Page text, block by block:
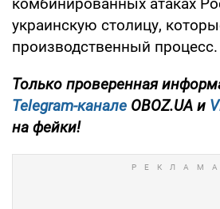
украинскую столицу,
производственный процесс.
Только проверенная
Telegram-канале OBOZ.UA и
на фейки!